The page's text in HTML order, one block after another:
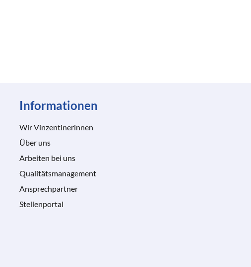
Informationen
Wir Vinzentinerinnen
Über uns
Arbeiten bei uns
Qualitätsmanagement
Ansprechpartner
Stellenportal